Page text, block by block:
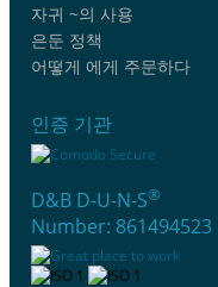
자귀 ~의 사용
은둔 정책
어떻게 에게 주문하다
인증 기관
D&B D-U-N-S®
Number: 861494523